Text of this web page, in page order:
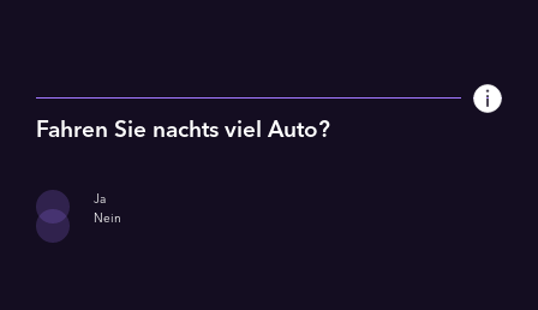
Fahren Sie nachts viel Auto?
Ja
Nein